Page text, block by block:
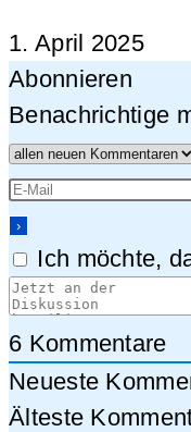
1. April 2025
Abonnieren
Benachrichtige
Ich möchte,
6 Kommentare
Neueste
Älteste